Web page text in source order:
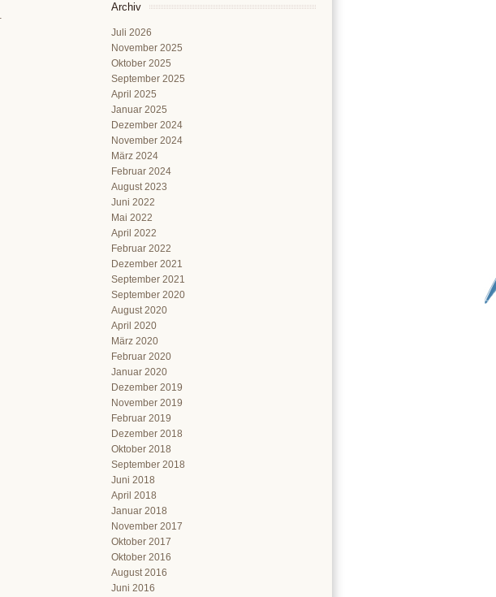
Archiv
Juli 2026
November 2025
Oktober 2025
September 2025
April 2025
Januar 2025
Dezember 2024
November 2024
März 2024
Februar 2024
August 2023
Juni 2022
Mai 2022
April 2022
Februar 2022
Dezember 2021
September 2021
September 2020
August 2020
April 2020
März 2020
Februar 2020
Januar 2020
Dezember 2019
November 2019
Februar 2019
Dezember 2018
Oktober 2018
September 2018
Juni 2018
April 2018
Januar 2018
November 2017
Oktober 2017
Oktober 2016
August 2016
Juni 2016